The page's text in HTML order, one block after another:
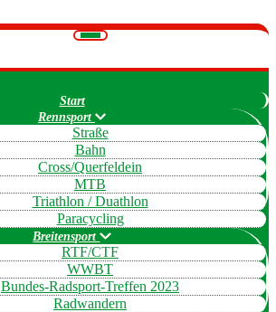
Navigation
Start
Rennsport
Straße
Bahn
Cross/Querfeldein
MTB
Triathlon / Duathlon
Paracycling
Breitensport
RTF/CTF
WWBT
Bundes-Radsport-Treffen 2023
Radwandern